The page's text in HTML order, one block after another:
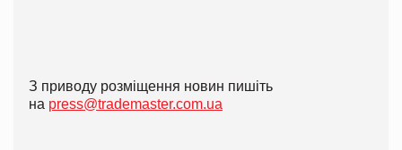
З приводу розміщення новин пишіть
на press@trademaster.com.ua